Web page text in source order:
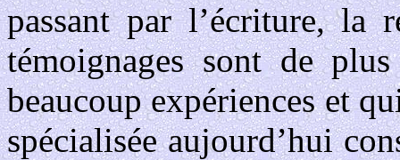
passant par l’écriture, la
témoignages sont de
beaucoup expériences et
spécialisée aujourd’hui